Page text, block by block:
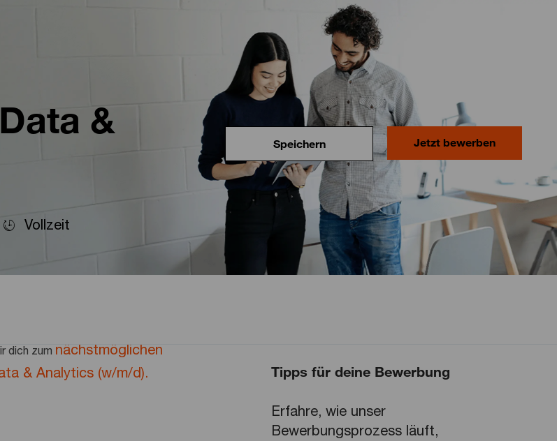
&
Vollzeit
Speichern Jetzt bewerben
dich zum nächstmöglichen
& Analytics (w/m/d). Tipps für deine Bewerbung
Erfahre, wie unser
Bewerbungsprozess läuft,